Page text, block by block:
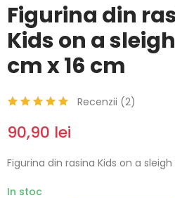
Figurina din
Kids on a sleigh
cm x 16 cm
Recenzii (2)
90,90 lei
Figurina din rasina Kids on a sleigh
In stoc